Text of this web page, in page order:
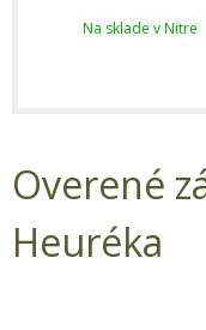
Na sklade v Nitre
Overené
Heuréka